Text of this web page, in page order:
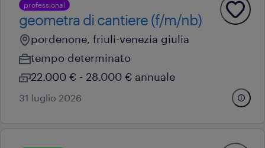
professional
geometra di cantiere (f/m/nb)
pordenone, friuli-venezia giulia
tempo determinato
22.000 € - 28.000 € annuale
31 luglio 2026